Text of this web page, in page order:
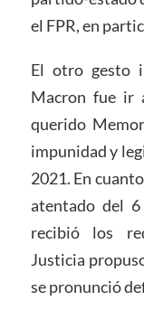
el FPR, en
El otro gesto
Macron fue ir
querido
impunidad y
2021. En
atentado del
recibió los
Justicia
se pronunció